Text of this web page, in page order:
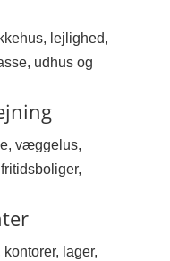
lejlighed,
udhus og
væggelus,
lager,